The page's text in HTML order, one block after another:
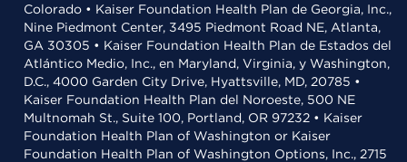
Colorado • Kaiser Foundation Health Plan de Georgia, Inc.,
Nine Piedmont Center, 3495 Piedmont Road NE, Atlanta,
GA 30305 • Kaiser Foundation Health Plan de Estados del
Atlántico Medio, Inc., en Maryland, Virginia, y Washington,
D.C., 4000 Garden City Drive, Hyattsville, MD, 20785 •
Kaiser Foundation Health Plan del Noroeste, 500 NE
Multnomah St., Suite 100, Portland, OR 97232 • Kaiser
Foundation Health Plan of Washington or Kaiser
Foundation Health Plan of Washington Options, Inc., 2715